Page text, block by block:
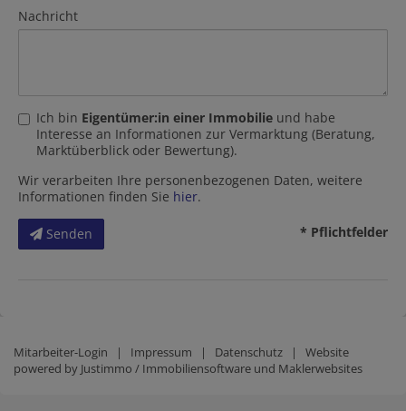
Nachricht
Ich bin Eigentümer:in einer Immobilie und habe
Interesse an Informationen zur Vermarktung (Beratung,
Marktüberblick oder Bewertung).
Wir verarbeiten Ihre personenbezogenen Daten, weitere
Informationen finden Sie hier.
Senden * Pflichtfelder
Mitarbeiter-Login | Impressum | Datenschutz | Website
powered by Justimmo / Immobiliensoftware und Maklerwebsites